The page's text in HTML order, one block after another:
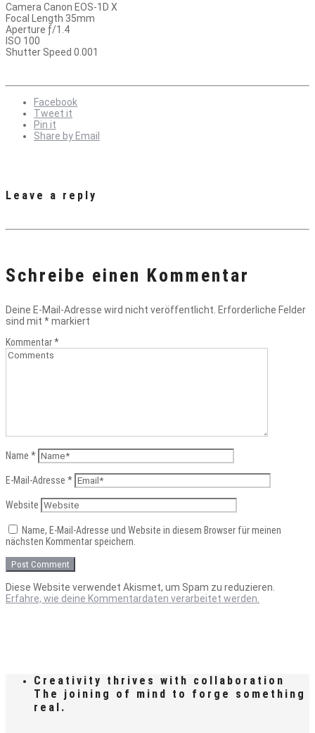
Camera Canon EOS-1D X
Focal Length 35mm
Aperture ƒ/1.4
ISO 100
Shutter Speed 0.001
Facebook
Tweet it
Pin it
Share by Email
Leave a reply
Schreibe einen Kommentar
Deine E-Mail-Adresse wird nicht veröffentlicht. Erforderliche Felder
sind mit *markiert
Kommentar*
Name *
E-Mail-Adresse *
Website
Name, E-Mail-Adresse und Website in diesem Browser für meinen
nächsten Kommentar speichern.
Diese Website verwendet Akismet, um Spam zu reduzieren.
Erfahre, wie deine Kommentardaten verarbeitet werden.
Creativity thrives with collaboration
The joining of mind to forge something
real.